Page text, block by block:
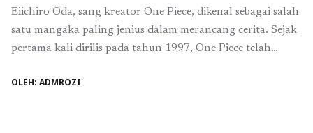
Eiichiro Oda, sang kreator One Piece, dikenal sebagai salah
satu mangaka paling jenius dalam merancang cerita. Sejak
pertama kali dirilis pada tahun 1997, One Piece telah
dengan alur yang kompleks, karakter yang mendalam, dan
OLEH: ADMROZI